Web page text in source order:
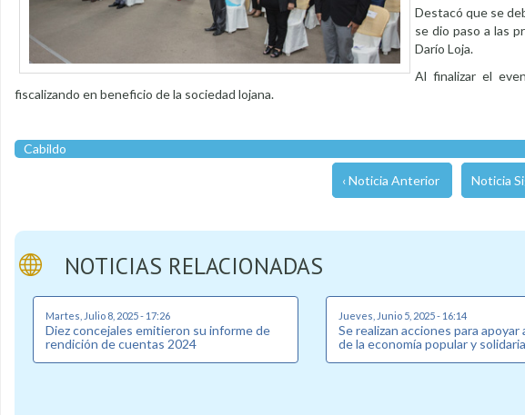
Destacó que se
se dio paso a las
Darío Loja.
Al finalizar el
fiscalizando en beneficio de la sociedad lojana.
Cabildo
‹ Noticia Anterior Noticia
NOTICIAS RELACIONADAS
Martes, Julio 8, 2025 - 17:26
Diez concejales emitieron su informe de
rendición de cuentas 2024
Jueves, Junio 5, 2025 - 16:14
Se realizan acciones para apoyar
de la economía popular y solidaria